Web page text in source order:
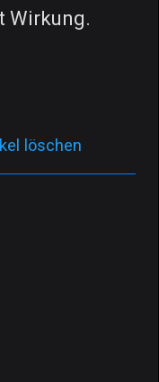
Wirkung.
löschen